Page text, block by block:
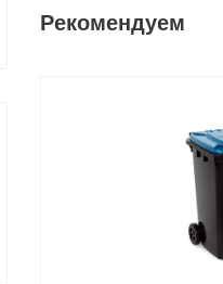
Рекомендуем